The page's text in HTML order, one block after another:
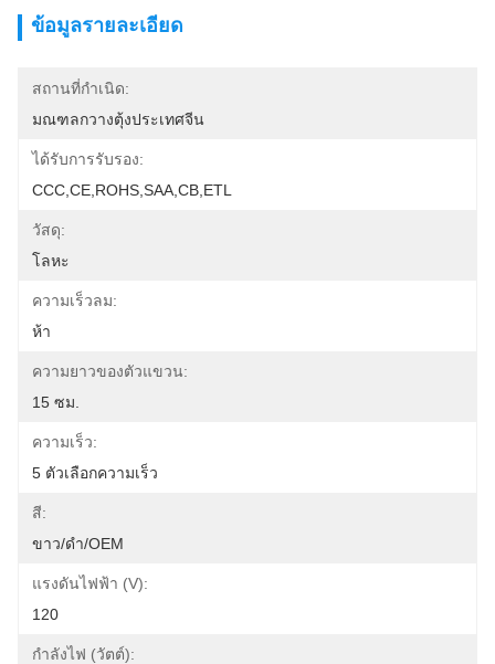
ข้อมูลรายละเอียด
สถานที่กำเนิด:
มณฑลกวางตุ้งประเทศจีน
ได้รับการรับรอง:
CCC,CE,ROHS,SAA,CB,ETL
วัสดุ:
โลหะ
ความเร็วลม:
ห้า
ความยาวของตัวแขวน:
15 ซม.
ความเร็ว:
5 ตัวเลือกความเร็ว
สี:
ขาว/ดำ/OEM
แรงดันไฟฟ้า (V):
120
กำลังไฟ (วัตต์):